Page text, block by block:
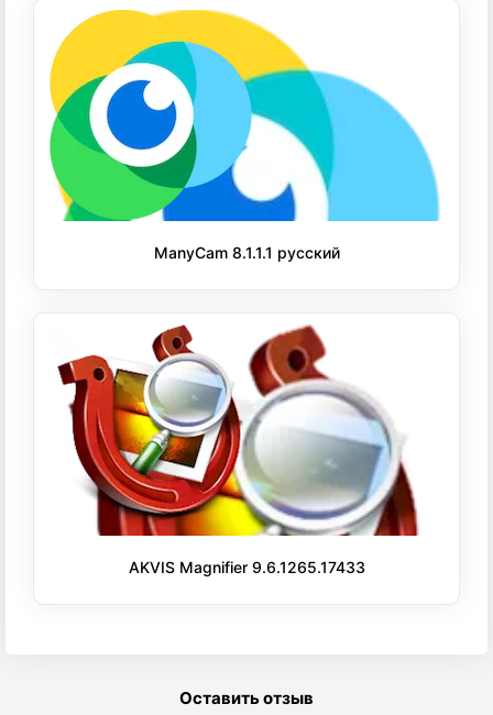
ManyCam 8.1.1.1 русский
AKVIS Magnifier 9.6.1265.17433
Оставить отзыв